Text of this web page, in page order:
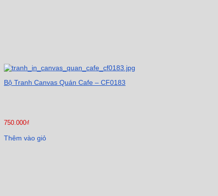
Bộ Tranh Canvas Quán Cafe – CF0183
750.000₫
Thêm vào giỏ